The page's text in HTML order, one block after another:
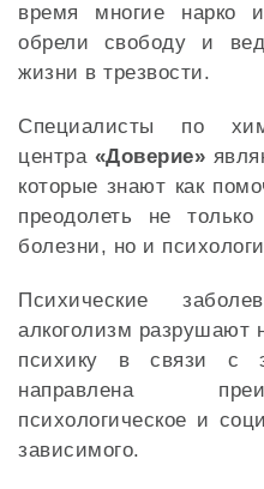
время многие нарко
обрели свободу и
жизни в трезвости.
Специалисты по
центра «Доверие»
которые знают как
преодолеть не
болезни, но и
Психические
алкоголизм разрушают
психику в связи с
направлена
психологическое и
зависимого.